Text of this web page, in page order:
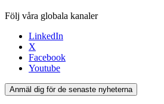
Följ våra globala kanaler
LinkedIn
X
Facebook
Youtube
Anmäl dig för de senaste nyheterna